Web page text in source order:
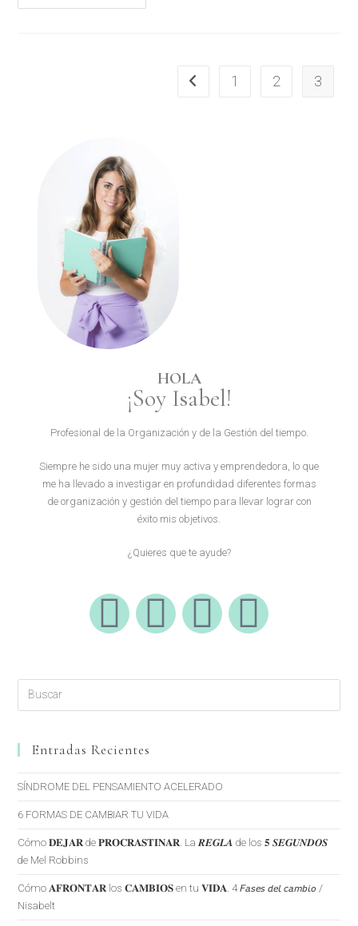
1 2 3
HOLA
¡Soy Isabel!
Profesional de la Organización y de la Gestión del tiempo.
Siempre he sido una mujer muy activa y emprendedora, lo que
me ha llevado a investigar en profundidad diferentes formas
de organización y gestión del tiempo para llevar lograr con
éxito mis objetivos.
¿Quieres que te ayude?
Entradas Recientes
SÍNDROME DEL PENSAMIENTO ACELERADO
6 FORMAS DE CAMBIAR TU VIDA
Cómo 𝐃𝐄𝐉𝐀𝐑 de 𝐏𝐑𝐎𝐂𝐑𝐀𝐒𝐓𝐈𝐍𝐀𝐑. La 𝑹𝑬𝑮𝑳𝑨 de los 𝟓 𝑺𝑬𝑮𝑼𝑵𝑫𝑶𝑺
de Mel Robbins
Cómo 𝐀𝐅𝐑𝐎𝐍𝐓𝐀𝐑 los 𝐂𝐀𝐌𝐁𝐈𝐎𝐒 en tu 𝐕𝐈𝐃𝐀. 4 𝘍𝘢𝘴𝘦𝘴 𝘥𝘦𝘭 𝘤𝘢𝘮𝘣𝘪𝘰 /
Nisabelt